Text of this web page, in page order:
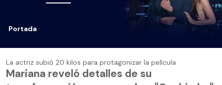
Portada
La actriz subió 20 kilos para protagonizar la película
Mariana reveló detalles de su